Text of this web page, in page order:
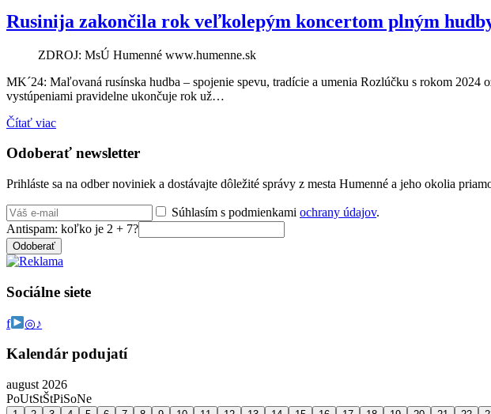
Rusinija zakončila rok veľkolepým koncertom plným
ZDROJ: MsÚ Humenné www.humenne.sk
MK´24: Maľovaná rusínska hudba – spojenie spevu, tradície a umenia Rozlúčku s rokom
vystúpeniami pravidelne ukončuje rok už…
Čítať viac
Odoberať newsletter
Prihláste sa na odber noviniek a dostávajte dôležité správy z mesta Humenné a jeho okolia
Súhlasím s podmienkami ochrany údajov.
Antispam: koľko je 2 + 7?
Odoberať
Sociálne siete
f ◎♪
Kalendár podujatí
august 2026
PoUtStŠtPiSoNe